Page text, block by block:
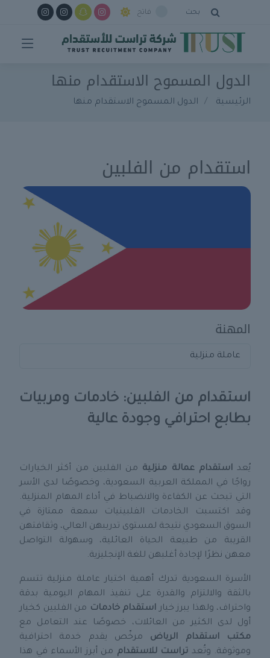
بحث فاتح
الدول المسموح الاستقدام منها
الرئيسية الدول المسموح الاستقدام منها
استقدام من الفلبين
المهنة
عاملة منزلية
استقدام من الفلبين: خادمات ومربيات
بطابع احترافي وجودة عالية
يُعداستقدام عمالة منزلية من الفلبين من أكثر الخيارات
رواجًا في المملكة العربية السعودية، وخصوصًا لدى الأسر
التي تبحث عن الكفاءة والانضباط في أداء المهام المنزلية.
وقد اكتسبت الخادمات الفلبينيات سمعة ممتازة في
السوق السعودي نتيجة لمستوى تدريبهن العالي، وثقافتهن
القريبة من طبيعة الحياة العائلية، وسهولة التواصل
معهن نظرًا لإجادة أغلبهن للغة الإنجليزية.
الأسرة السعودية تدرك أهمية اختيار عاملة منزلية تتسم
بالثقة والالتزام والقدرة على تنفيذ المهام اليومية بدقة
واحتراف، ولهذا يبرز خيار استقدام خادمات من الفلبين كخيار
أول لدى الكثير من العائلات، خصوصًا عند التعامل مع
مكتب استقدام الرياض مرخّص يقدم خدمة احترافية
وموثوقة. وتُعد تراست للاستقدام من أبرز الأسماء في هذا